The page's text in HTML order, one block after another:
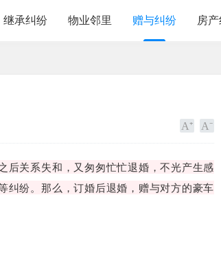
继承纠纷 物业邻里 赠与纠纷 房
后关系失和，又匆匆忙忙退婚，不光产生感
纠纷。那么，订婚后退婚，赠与对方的豪车